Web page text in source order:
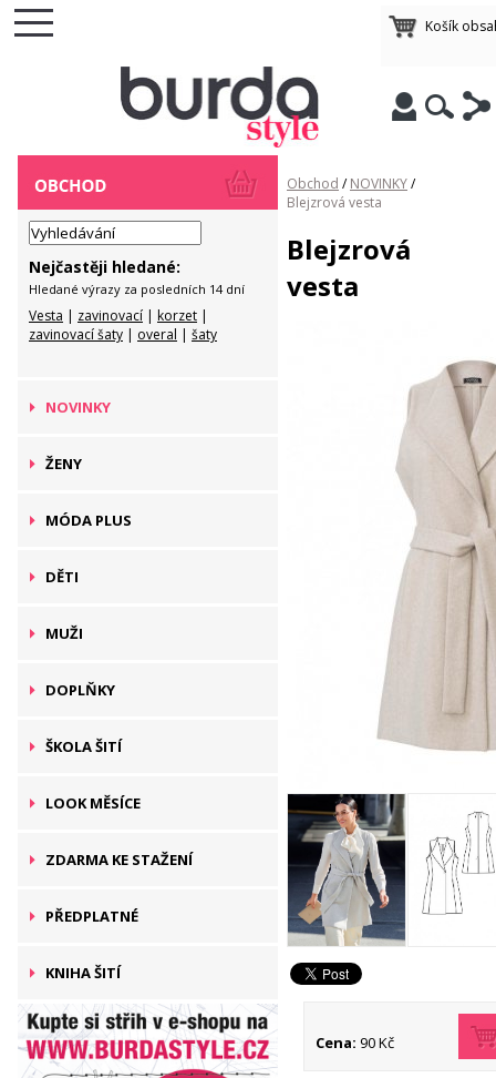
Košík
Nejčastěji hledané:
Hledané výrazy za posledních 14 dní
Vesta | zavinovací | korzet |
zavinovací šaty | overal | šaty
NOVINKY
ŽENY
MÓDA PLUS
DĚTI
MUŽI
DOPLŇKY
ŠKOLA ŠITÍ
LOOK MĚSÍCE
ZDARMA KE STAŽENÍ
PŘEDPLATNÉ
KNIHA ŠITÍ
Obchod / NOVINKY/
Blejzrová vesta
Blejzrová
vesta
Cena: 90 Kč